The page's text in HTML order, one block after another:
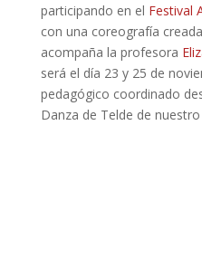
participando en el Festival
con una coreografía
acompaña la profesora
será el día 23 y 25 de
pedagógico coordinado
Danza de Telde de